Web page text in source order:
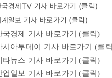
가져
경제TV 기사 바로가기 (클릭)
일보 기사 바로가기 (클릭)
경제 기사 바로가기 (클릭)
아투데이 기사 바로가기 (클릭
뉴스 기사 바로가기 (클릭)
일보 기사 바로가기 (클릭)